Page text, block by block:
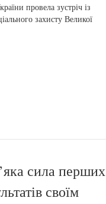
провела зустріч із
захисту Великої
сила перших
своїм